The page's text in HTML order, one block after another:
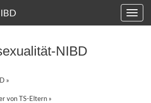
NIBD
»
von TS-Eltern »